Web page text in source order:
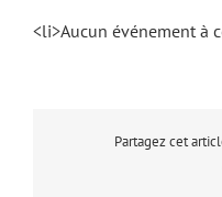
<li>Aucun événement à
Partagez cet